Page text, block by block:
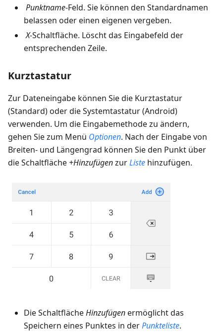
Punktname-Feld. Sie können den Standardnamen
belassen oder einen eigenen vergeben.
X-Schaltfläche. Löscht das Eingabefeld der
entsprechenden Zeile.
Kurztastatur
Zur Dateneingabe können Sie die Kurztastatur
(Standard) oder die Systemtastatur (Android)
verwenden. Um die Eingabemethode zu ändern,
gehen Sie zum Menü Optionen. Nach der Eingabe von
Breiten- und Längengrad können Sie den Punkt über
die Schaltfläche +HinzufügenzurListe hinzufügen.
Die SchaltflächeHinzufügenermöglicht das
Speichern eines Punktes in derPunkteliste.